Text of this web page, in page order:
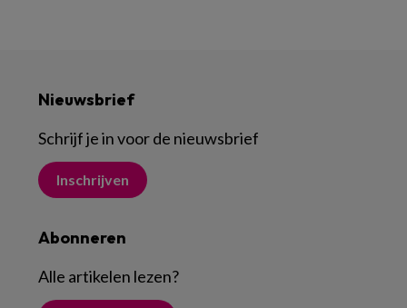
Nieuwsbrief
Schrijf je in voor de nieuwsbrief
Inschrijven
Abonneren
Alle artikelen lezen?